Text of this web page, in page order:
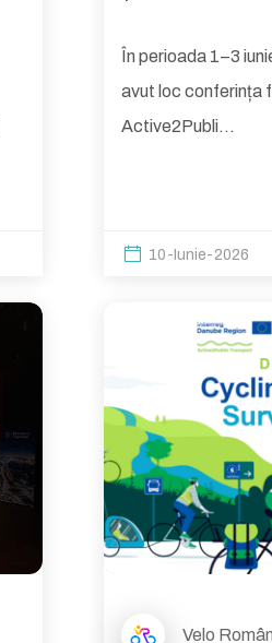
În perioada 1–3
avut loc conferința
Active2Publi...
10-Iunie-2026
Velo